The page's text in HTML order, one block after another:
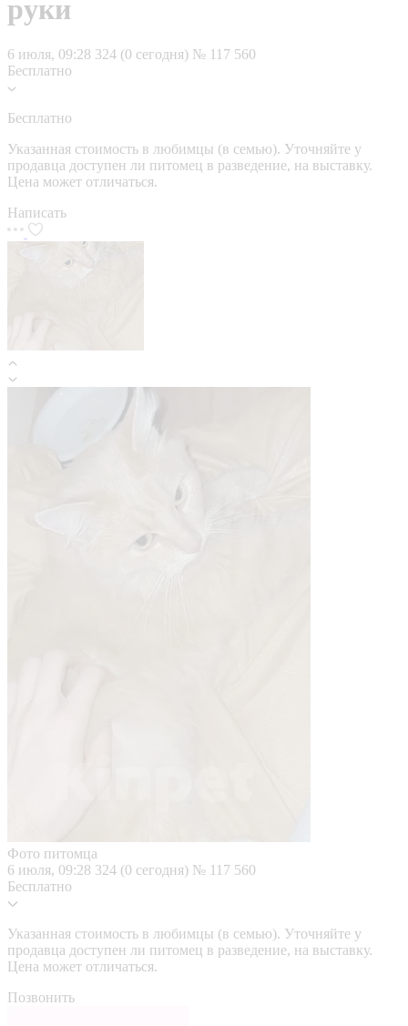
руки
6 июля, 09:28 324 (0 сегодня) № 117 560
Бесплатно
Бесплатно
Указанная стоимость в любимцы (в семью). Уточняйте у
продавца доступен ли питомец в разведение, на выставку.
Цена может отличаться.
Написать
Фото питомца
6 июля, 09:28 324 (0 сегодня) № 117 560
Бесплатно
Указанная стоимость в любимцы (в семью). Уточняйте у
продавца доступен ли питомец в разведение, на выставку.
Цена может отличаться.
Позвонить